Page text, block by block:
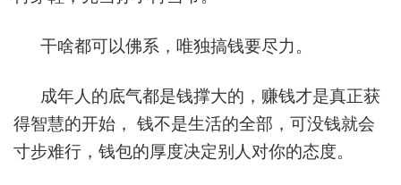
干啥都可以佛系，唯独搞钱要尽力。
成年人的底气都是钱撑大的，赚钱才是真正获
得智慧的开始， 钱不是生活的全部，可没钱就会
寸步难行，钱包的厚度决定别人对你的态度。